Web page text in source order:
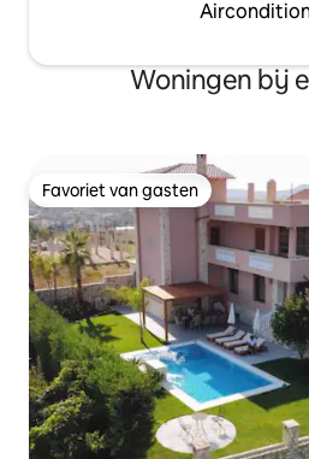
Woningen bij
Favoriet van gasten
Favoriet van gasten